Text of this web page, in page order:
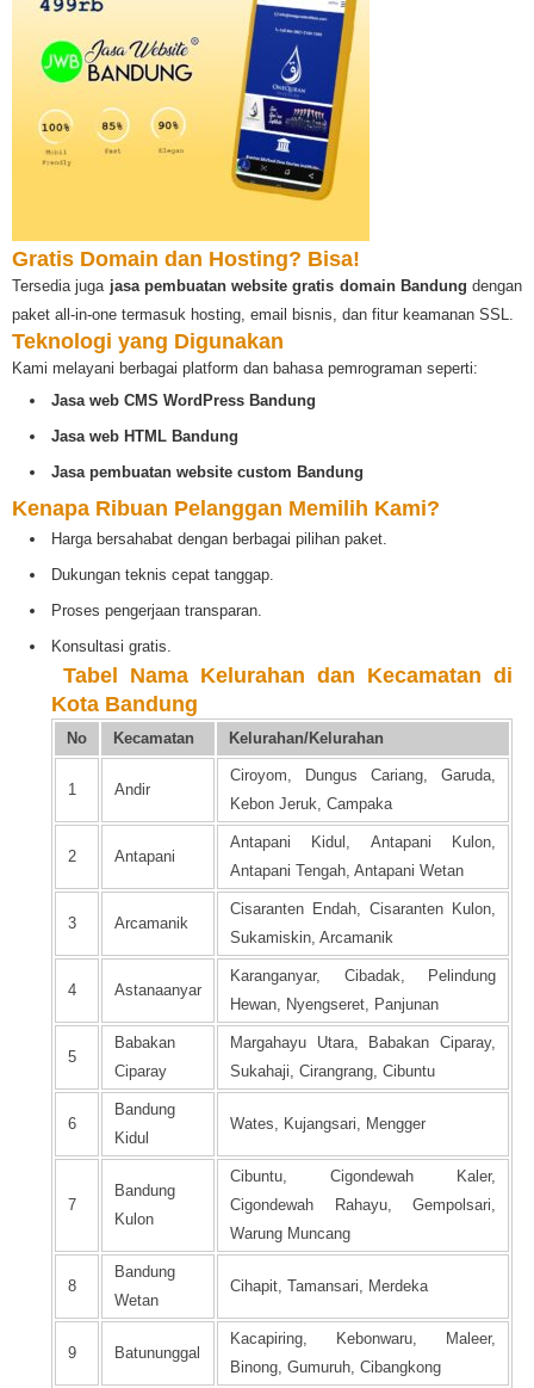
Gratis Domain dan Hosting? Bisa!
Tersedia juga jasa pembuatan website gratis domain Bandung dengan
paket all-in-one termasuk hosting, email bisnis, dan fitur keamanan SSL.
Teknologi yang Digunakan
Kami melayani berbagai platform dan bahasa pemrograman seperti:
Jasa web CMS WordPress Bandung
Jasa web HTML Bandung
Jasa pembuatan website custom Bandung
Kenapa Ribuan Pelanggan Memilih Kami?
Harga bersahabat dengan berbagai pilihan paket.
Dukungan teknis cepat tanggap.
Proses pengerjaan transparan.
Konsultasi gratis.
Tabel Nama Kelurahan dan Kecamatan di
Kota Bandung
No Kecamatan Kelurahan/Kelurahan
1 Andir
Ciroyom, Dungus Cariang, Garuda,
Kebon Jeruk, Campaka
2 Antapani
Antapani Kidul, Antapani Kulon,
Antapani Tengah, Antapani Wetan
3 Arcamanik
Cisaranten Endah, Cisaranten Kulon,
Sukamiskin, Arcamanik
4 Astanaanyar
Karanganyar, Cibadak, Pelindung
Hewan, Nyengseret, Panjunan
5
Babakan
Ciparay
Margahayu Utara, Babakan Ciparay,
Sukahaji, Cirangrang, Cibuntu
6
Bandung
Kidul
Wates, Kujangsari, Mengger
7
Bandung
Kulon
Cibuntu, Cigondewah Kaler,
Cigondewah Rahayu, Gempolsari,
Warung Muncang
8
Bandung
Wetan
Cihapit, Tamansari, Merdeka
9 Batununggal
Kacapiring, Kebonwaru, Maleer,
Binong, Gumuruh, Cibangkong